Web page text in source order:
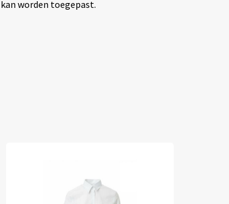
worden toegepast.